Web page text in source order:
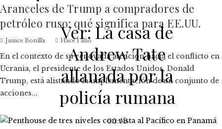
Ver: La casa de
Andrew Tate
allanada por la
policía rumana
00:53
Aranceles de Trump a compradores de
petróleo ruso: qué significa para EE.UU.
Janice Bonilla Hace 1 año
En el contexto de su renovada atención hacia el conflicto en
Ucrania, el presidente de los Estados Unidos, Donald
Trump, está alistando la implementación de un conjunto de
acciones...